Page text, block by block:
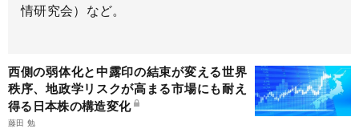
情研究会）など。
西側の弱体化と中露印の結束が変える世界
秩序、地政学リスクが高まる市場にも耐え
得る日本株の構造変化
藤田 勉